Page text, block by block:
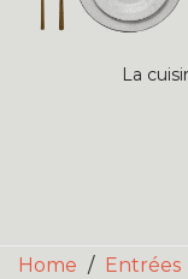
content
La
Home / Entrées